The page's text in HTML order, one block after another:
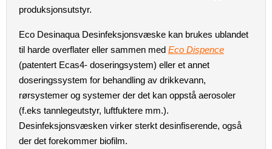
produksjonsutstyr.
Eco Desinaqua Desinfeksjonsvæske kan brukes ublandet
til harde overflater eller sammen med Eco Dispence
(patentert Ecas4- doseringsystem) eller et annet
doseringssystem for behandling av drikkevann,
rørsystemer og systemer der det kan oppstå aerosoler
(f.eks tannlegeutstyr, luftfuktere mm.).
Desinfeksjonsvæsken virker sterkt desinfiserende, også
der det forekommer biofilm.